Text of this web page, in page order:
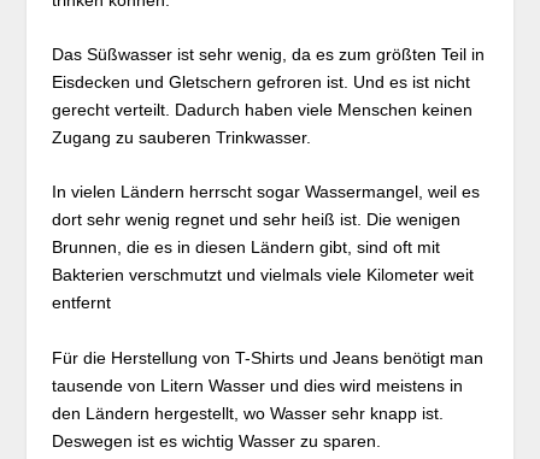
Das Süßwasser ist sehr wenig, da es zum größten Teil in
Eisdecken und Gletschern gefroren ist. Und es ist nicht
gerecht verteilt. Dadurch haben viele Menschen keinen
Zugang zu sauberen Trinkwasser.
In vielen Ländern herrscht sogar Wassermangel, weil es
dort sehr wenig regnet und sehr heiß ist. Die wenigen
Brunnen, die es in diesen Ländern gibt, sind oft mit
Bakterien verschmutzt und vielmals viele Kilometer weit
entfernt
Für die Herstellung von T-Shirts und Jeans benötigt man
tausende von Litern Wasser und dies wird meistens in
den Ländern hergestellt, wo Wasser sehr knapp ist.
Deswegen ist es wichtig Wasser zu sparen.